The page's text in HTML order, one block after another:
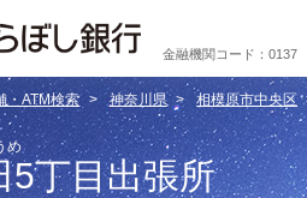
金融機関コード：0137
・ATM検索 神奈川県 相模原市中央区
め
5丁目出張所